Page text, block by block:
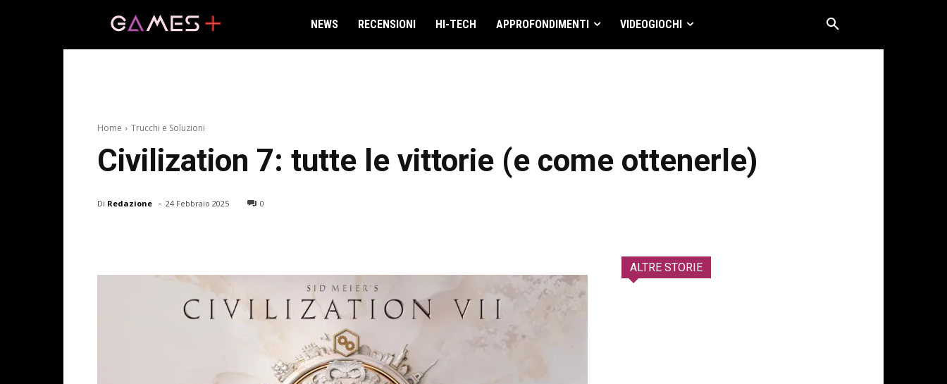
NEWS RECENSIONI HI-TECH APPROFONDIMENTI VIDEOGIOCHI
Home Trucchi e Soluzioni
Civilization 7: tutte le vittorie (e come ottenerle)
Di Redazione - 24 Febbraio 2025 0
ALTRE STORIE